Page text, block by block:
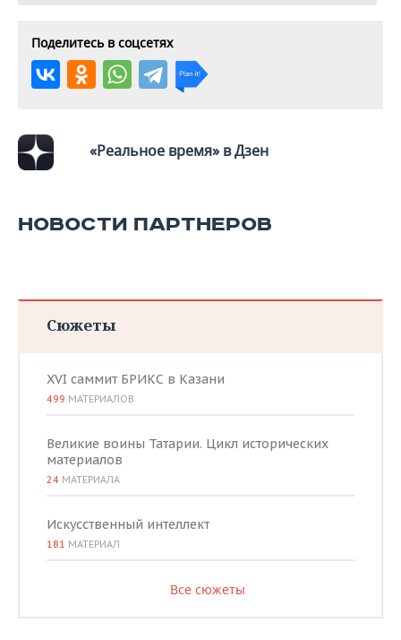
Поделитесь в соцсетях
«Реальное время» в Дзен
НОВОСТИ ПАРТНЕРОВ
Сюжеты
XVI саммит БРИКС в Казани
499 МАТЕРИАЛОВ
Великие воины Татарии. Цикл исторических
материалов
24 МАТЕРИАЛА
Искусственный интеллект
181 МАТЕРИАЛ
Все сюжеты